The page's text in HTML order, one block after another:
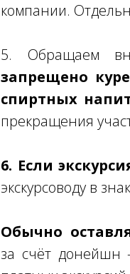
компании.
5. Обращаем
запрещено
спиртных
прекращения
6. Если
экскурсоводу в
Обычно
за счёт донейшн